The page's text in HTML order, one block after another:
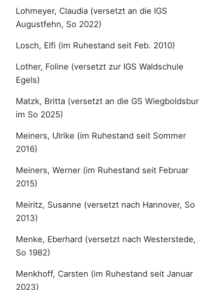
Lohmeyer, Claudia (versetzt an die IGS
Augustfehn, So 2022)
Losch, Elfi (im Ruhestand seit Feb. 2010)
Lother, Foline (versetzt zur IGS Waldschule
Egels)
Matzk, Britta (versetzt an die GS Wiegboldsbur
im So 2025)
Meiners, Ulrike (im Ruhestand seit Sommer
2016)
Meiners, Werner (im Ruhestand seit Februar
2015)
Meiritz, Susanne (versetzt nach Hannover, So
2013)
Menke, Eberhard (versetzt nach Westerstede,
So 1982)
Menkhoff, Carsten (im Ruhestand seit Januar
2023)